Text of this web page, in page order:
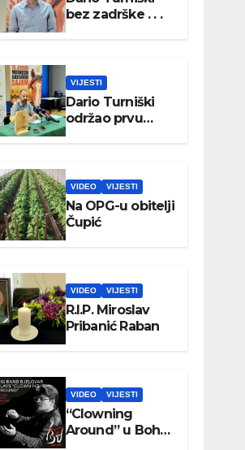
bez zadrške . . .
VIJESTI
Dario Turniški
održao prvu
konferenciju za
VIDEO VIJESTI
Na OPG-u obitelji
Čupić
VIDEO VIJESTI
R.I.P. Miroslav
Pribanić Raban
VIDEO VIJESTI
“Clowning
Around” u Boho
parku